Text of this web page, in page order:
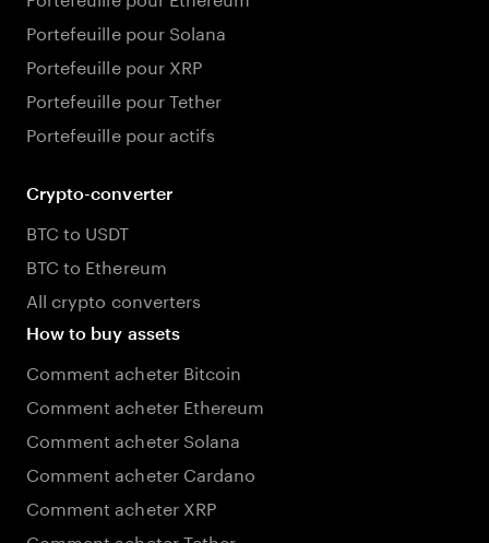
Portefeuille pour Solana
Portefeuille pour XRP
Portefeuille pour Tether
Portefeuille pour actifs
Crypto-converter
BTC to USDT
BTC to Ethereum
All crypto converters
How to buy assets
Comment acheter Bitcoin
Comment acheter Ethereum
Comment acheter Solana
Comment acheter Cardano
Comment acheter XRP